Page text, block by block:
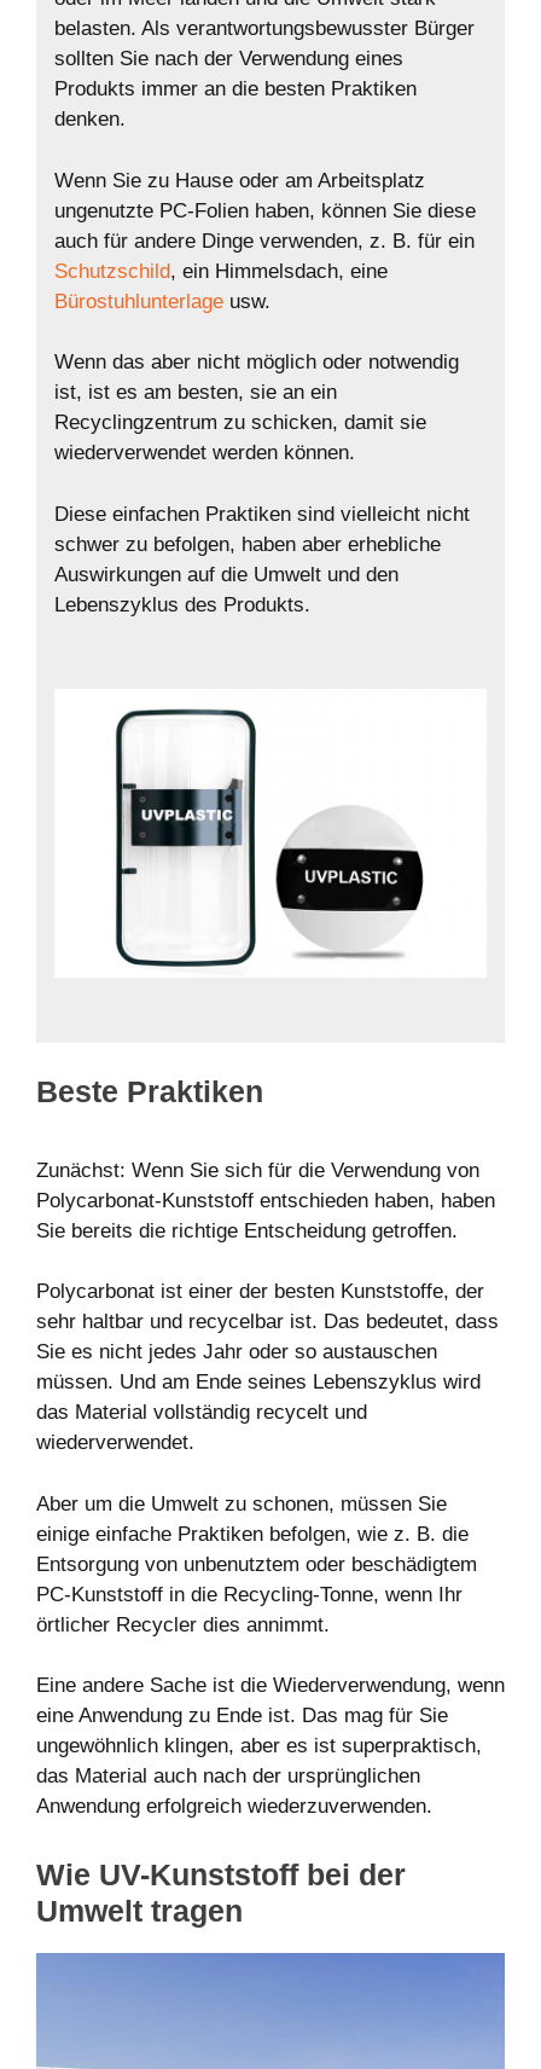
belasten. Als verantwortungsbewusster Bürger
sollten Sie nach der Verwendung eines
Produkts immer an die besten Praktiken
denken.
Wenn Sie zu Hause oder am Arbeitsplatz
ungenutzte PC-Folien haben, können Sie diese
auch für andere Dinge verwenden, z. B. für ein
Schutzschild, ein Himmelsdach, eine
Bürostuhlunterlage usw.
Wenn das aber nicht möglich oder notwendig
ist, ist es am besten, sie an ein
Recyclingzentrum zu schicken, damit sie
wiederverwendet werden können.
Diese einfachen Praktiken sind vielleicht nicht
schwer zu befolgen, haben aber erhebliche
Auswirkungen auf die Umwelt und den
Lebenszyklus des Produkts.
Beste Praktiken
Zunächst: Wenn Sie sich für die Verwendung von
Polycarbonat-Kunststoff entschieden haben, haben
Sie bereits die richtige Entscheidung getroffen.
Polycarbonat ist einer der besten Kunststoffe, der
sehr haltbar und recycelbar ist. Das bedeutet, dass
Sie es nicht jedes Jahr oder so austauschen
müssen. Und am Ende seines Lebenszyklus wird
das Material vollständig recycelt und
wiederverwendet.
Aber um die Umwelt zu schonen, müssen Sie
einige einfache Praktiken befolgen, wie z. B. die
Entsorgung von unbenutztem oder beschädigtem
PC-Kunststoff in die Recycling-Tonne, wenn Ihr
örtlicher Recycler dies annimmt.
Eine andere Sache ist die Wiederverwendung, wenn
eine Anwendung zu Ende ist. Das mag für Sie
ungewöhnlich klingen, aber es ist superpraktisch,
das Material auch nach der ursprünglichen
Anwendung erfolgreich wiederzuverwenden.
Wie UV-Kunststoff bei der
Umwelt tragen